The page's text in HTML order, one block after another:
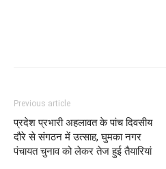
Previous article
प्रदेश प्रभारी अहलावत के पांच दिवसीय
दौरे से संगठन में उत्साह, घुमका नगर
पंचायत चुनाव को लेकर तेज हुई तैयारियां